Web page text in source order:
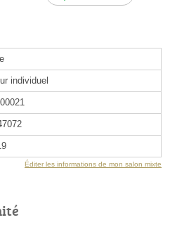
individuel
Éditer les informations de mon salon mixte